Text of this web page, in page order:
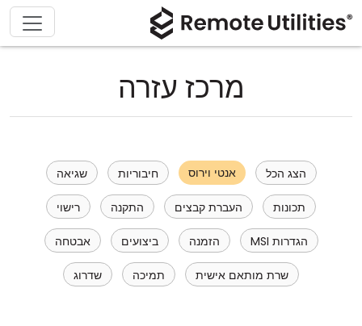
מרכז עזרה
הצג הכל אנטי וירוס חיבוריות שגיאה
תכונות העברת קבצים התקנה רישוי
הגדרות MSI הזמנה ביצועים אבטחה
שרת מותאם אישית תמיכה שדרוג